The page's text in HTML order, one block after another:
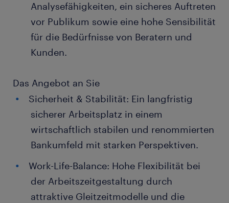
Analysefähigkeiten, ein sicheres Auftreten
vor Publikum sowie eine hohe Sensibilität
für die Bedürfnisse von Beratern und
Kunden.
Das Angebot an Sie
Sicherheit & Stabilität: Ein langfristig
sicherer Arbeitsplatz in einem
wirtschaftlich stabilen und renommierten
Bankumfeld mit starken Perspektiven.
Work-Life-Balance: Hohe Flexibilität bei
der Arbeitszeitgestaltung durch
attraktive Gleitzeitmodelle und die